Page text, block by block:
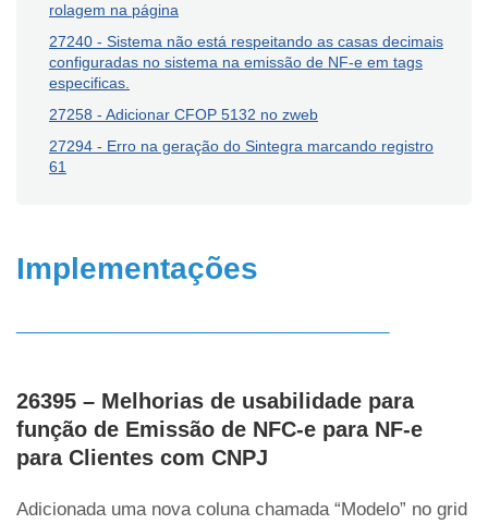
rolagem na página
27240 - Sistema não está respeitando as casas decimais
configuradas no sistema na emissão de NF-e em tags
especificas.
27258 - Adicionar CFOP 5132 no zweb
27294 - Erro na geração do Sintegra marcando registro
61
Implementações
26395 – Melhorias de usabilidade para
função de Emissão de NFC-e para NF-e
para Clientes com CNPJ
Adicionada uma nova coluna chamada “Modelo” no grid